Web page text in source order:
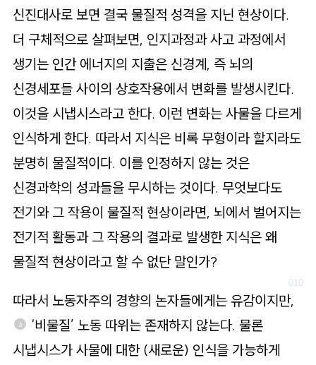
신진대사로 보면 결국 물질적 성격을 지닌 현상이다.
더 구체적으로 살펴보면, 인지과정과 사고 과정에서
생기는 인간 에너지의 지출은 신경계, 즉 뇌의
신경세포들 사이의 상호작용에서 변화를 발생시킨다.
이것을 시냅시스라고 한다. 이런 변화는 사물을 다르게
인식하게 한다. 따라서 지식은 비록 무형이라 할지라도
분명히 물질적이다. 이를 인정하지 않는 것은
신경과학의 성과들을 무시하는 것이다. 무엇보다도
전기와 그 작용이 물질적 현상이라면, 뇌에서 벌어지는
전기적 활동과 그 작용의 결과로 발생한 지식은 왜
물질적 현상이라고 할 수 없단 말인가?
따라서 노동자주의 경향의 논자들에게는 유감이지만,
3
‘비물질’ 노동 따위는 존재하지 않는다. 물론
시냅시스가 사물에 대한 (새로운) 인식을 가능하게